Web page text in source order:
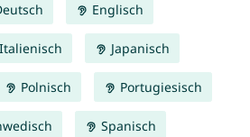
Englisch
Italienisch Japanisch
Polnisch Portugiesisch
Spanisch